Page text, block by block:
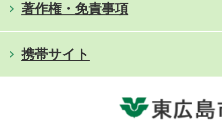
著作権・免責事項
携帯サイト